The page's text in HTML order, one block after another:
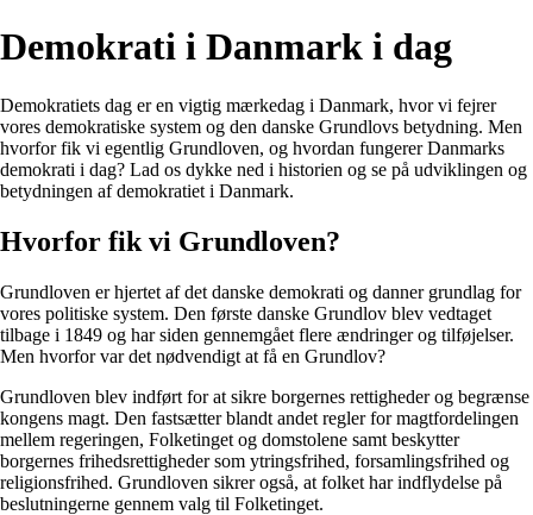
Demokrati i Danmark i dag
Demokratiets dag er en vigtig mærkedag i Danmark, hvor vi fejrer
vores demokratiske system og den danske Grundlovs betydning. Men
hvorfor fik vi egentlig Grundloven, og hvordan fungerer Danmarks
demokrati i dag? Lad os dykke ned i historien og se på udviklingen og
betydningen af demokratiet i Danmark.
Hvorfor fik vi Grundloven?
Grundloven er hjertet af det danske demokrati og danner grundlag for
vores politiske system. Den første danske Grundlov blev vedtaget
tilbage i 1849 og har siden gennemgået flere ændringer og tilføjelser.
Men hvorfor var det nødvendigt at få en Grundlov?
Grundloven blev indført for at sikre borgernes rettigheder og begrænse
kongens magt. Den fastsætter blandt andet regler for magtfordelingen
mellem regeringen, Folketinget og domstolene samt beskytter
borgernes frihedsrettigheder som ytringsfrihed, forsamlingsfrihed og
religionsfrihed. Grundloven sikrer også, at folket har indflydelse på
beslutningerne gennem valg til Folketinget.